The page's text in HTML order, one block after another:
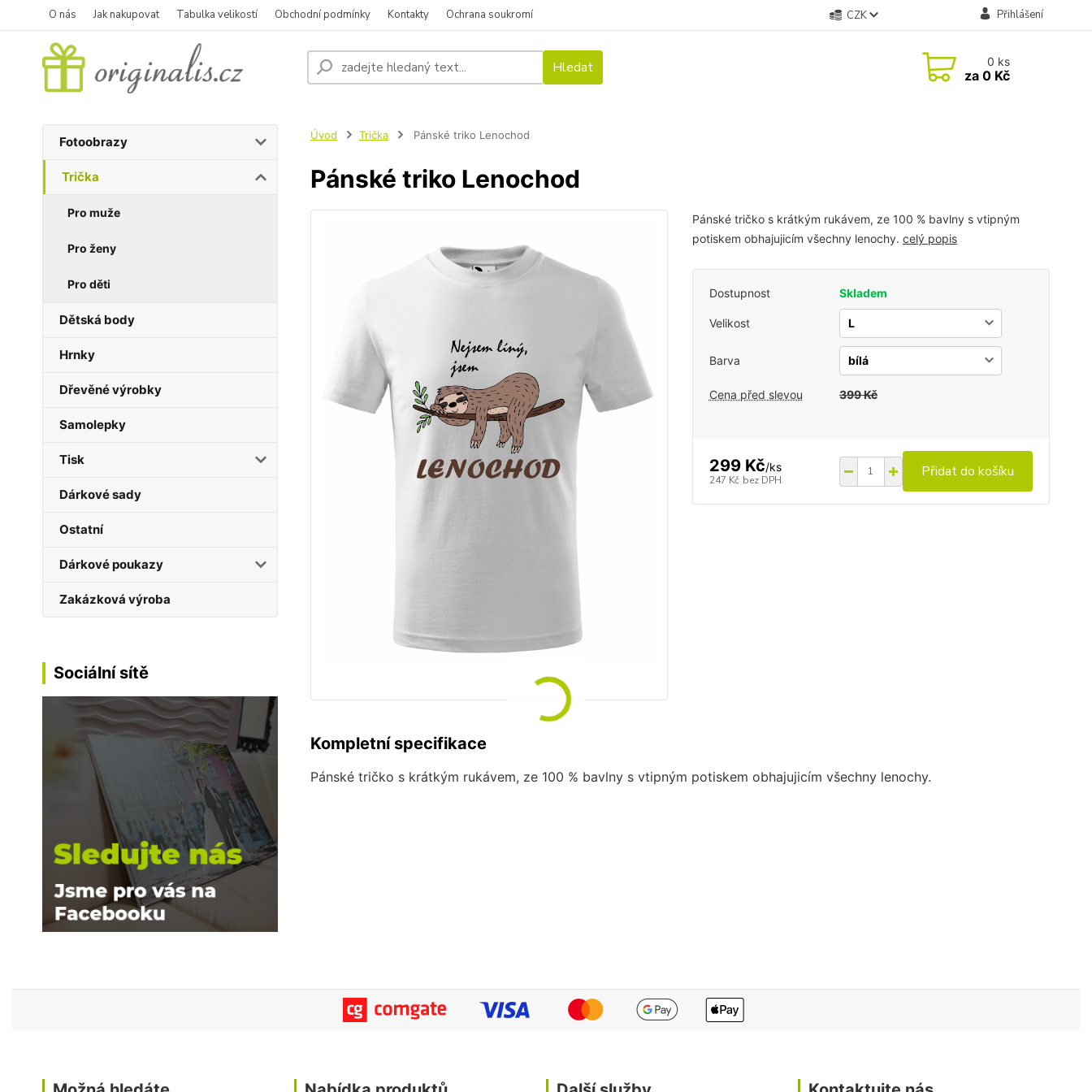
O nás Jak nakupovat Tabulka velikostí Obchodní podmínky Kontakty Ochrana soukromí CZK Přihlášení
Hledat 0 ks
za0 Kč
Fotoobrazy
Trička
Pro muže
Pro ženy
Pro děti
Dětská body
Hrnky
Dřevěné výrobky
Samolepky
Tisk
Dárkové sady
Ostatní
Dárkové poukazy
Zakázková výroba
Sociální sítě
Úvod Trička Pánské triko Lenochod
Pánské triko Lenochod
Pánské tričko s krátkým rukávem, ze 100 % bavlny s vtipným
potiskem obhajujicím všechny lenochy. celý popis
Dostupnost Skladem
Velikost
Barva
Cena před slevou 399 Kč
299 Kč/ks
247 Kč bez DPH Přidat do košíku
Kompletní specifikace
Pánské tričko s krátkým rukávem, ze 100 % bavlny s vtipným potiskem obhajujicím všechny lenochy.